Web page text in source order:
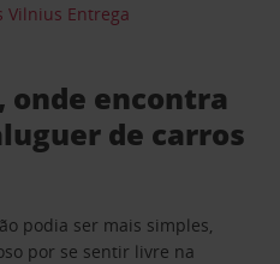
Vilnius Entrega
onde encontra
de carros
podia ser mais simples,
por se sentir livre na